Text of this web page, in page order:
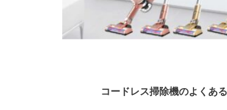
コードレス掃除機のよくあ